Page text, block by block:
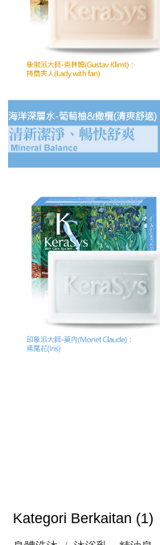
Kategori Berkaitan (1)